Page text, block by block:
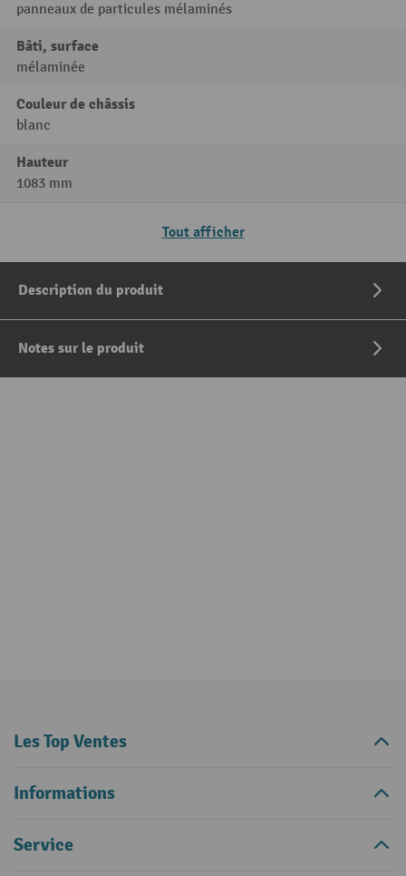
panneaux de particules mélaminés
Bâti, surface
mélaminée
Couleur de châssis
blanc
Hauteur
1083 mm
Tout afficher
Description du produit
Notes sur le produit
Les Top Ventes
Informations
Service